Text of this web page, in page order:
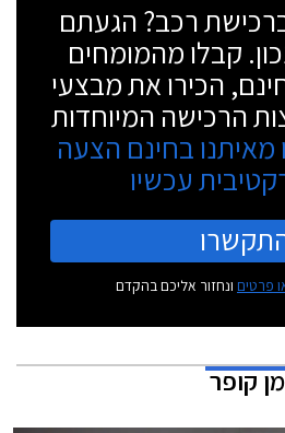
ברכישת רכב? הגעתם
קבלו מהמומחים
הכירו את מבצעי
הרכישה המיוחדות
מאיתנו בחינם הצעה
עכשיו
פרטים ונחזור אליכם בהקדם
קופר